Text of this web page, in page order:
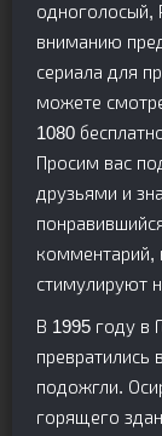
одноголосый,
вниманию
сериала для
можете
1080
Просим вас
друзьями и
комментарий,
стимулируют
В 1995 году в
превратились
подожгли.
горящего